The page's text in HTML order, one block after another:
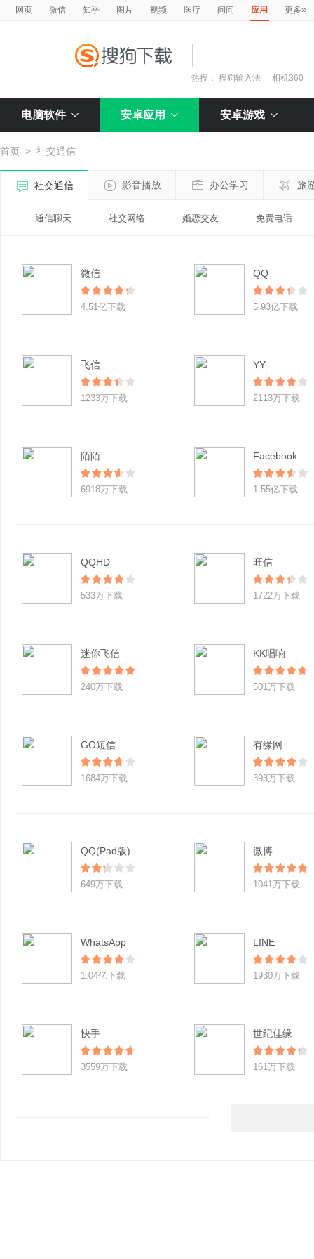
网页 微信 知乎 图片 视频 医疗 问问 应用 更多»
热搜：搜狗输入法 相机360
电脑软件 安卓应用 安卓游戏
首页 > 社交通信
社交通信 影音播放 办公学习 旅
通信聊天 社交网络 婚恋交友 免费电话
微信
4.51亿下载
QQ
5.93亿下载
飞信
1233万下载
YY
2113万下载
陌陌
6918万下载
Facebook
1.55亿下载
QQHD
533万下载
旺信
1722万下载
迷你飞信
240万下载
KK唱响
501万下载
GO短信
1684万下载
有缘网
393万下载
QQ(Pad版)
649万下载
微博
1041万下载
WhatsApp
1.04亿下载
LINE
1930万下载
快手
3559万下载
世纪佳缘
161万下载